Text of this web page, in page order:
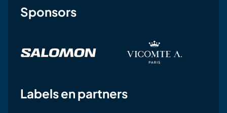
Sponsors
Labels en partners